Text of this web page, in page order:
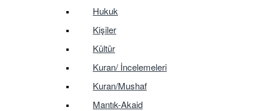
Hukuk
Kişiler
Kültür
Kuran/ İncelemeleri
Kuran/Mushaf
Mantık-Akaid